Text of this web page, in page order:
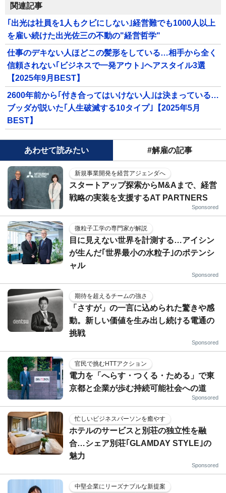
関連記事
｢出光は社員を1人もクビにしない｣経営難でも1000人以上
を雇い続けた出光佐三の不動の"経営哲学"
仕事のデキない人ほどこの髪形をしている…相手から全く
信頼されない｢ビジネスで一発アウト｣ヘアスタイル3選
【2025年9月BEST】
2600年前から｢付き合ってはいけない人｣は決まっている…
ブッダが説いた｢人生破滅する10タイプ｣【2025年5月
BEST】
あわせて読みたい #解雇の記事
新規事業開発を経営アジェンダへ
スタートアップ探索からM&Aまで、経営
戦略の実装を支援するAT PARTNERS
Sponsored
微粒子工学の専門家が解説
目に見えない世界を計測する…アイシン
が生んだ｢世界最小の水粒子｣のポテンシ
ャル
Sponsored
期待を超えるチームの強さ
「さすが」の一言に込められた驚きや感
動。新しい価値を生み出し続ける電通の
挑戦
Sponsored
官民で挑むHTTアクション
電力を「へらす・つくる・ためる」で東
京都と企業が歩む持続可能社会への道
Sponsored
忙しいビジネスパーソンを癒やす
ホテルのサービスと別荘の独立性を融
合…シェア別荘｢GLAMDAY STYLE｣の
魅力
Sponsored
中堅企業にリーズナブルな新提案